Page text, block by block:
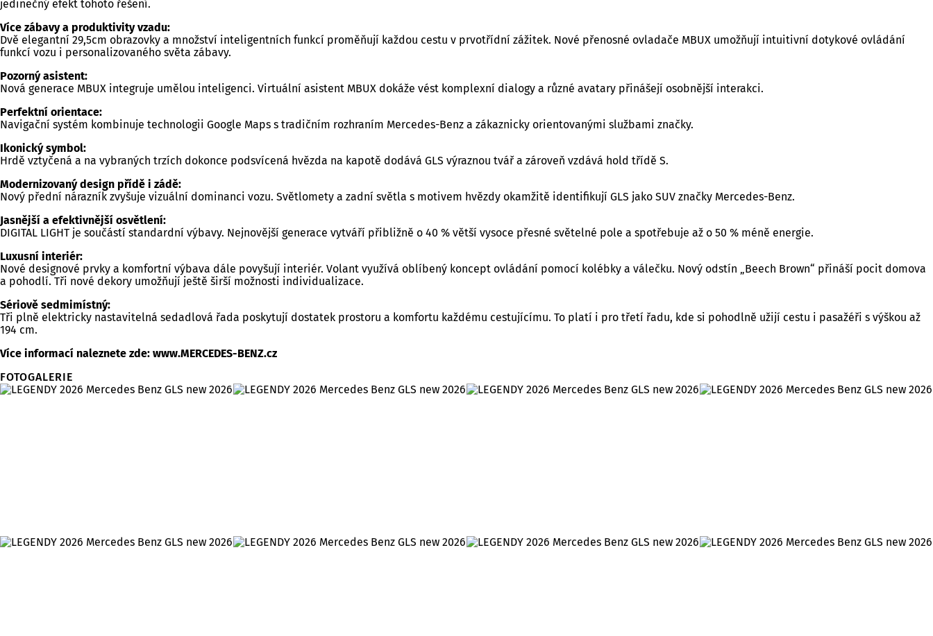
jedinečný efekt tohoto řešení.
Více zábavy a produktivity vzadu:
Dvě elegantní 29,5cm obrazovky a množství inteligentních funkcí proměňují každou cestu v prvotřídní zážitek. Nové přenosné ovladače MBUX umožňují intuitivní dotykové ovládání
funkcí vozu i personalizovaného světa zábavy.
Pozorný asistent:
Nová generace MBUX integruje umělou inteligenci. Virtuální asistent MBUX dokáže vést komplexní dialogy a různé avatary přinášejí osobnější interakci.
Perfektní orientace:
Navigační systém kombinuje technologii Google Maps s tradičním rozhraním Mercedes-Benz a zákaznicky orientovanými službami značky.
Ikonický symbol:
Hrdě vztyčená a na vybraných trzích dokonce podsvícená hvězda na kapotě dodává GLS výraznou tvář a zároveň vzdává hold třídě S.
Modernizovaný design přídě i zádě:
Nový přední nárazník zvyšuje vizuální dominanci vozu. Světlomety a zadní světla s motivem hvězdy okamžitě identifikují GLS jako SUV značky Mercedes-Benz.
Jasnější a efektivnější osvětlení:
DIGITAL LIGHT je součástí standardní výbavy. Nejnovější generace vytváří přibližně o 40 % větší vysoce přesné světelné pole a spotřebuje až o 50 % méně energie.
Luxusní interiér:
Nové designové prvky a komfortní výbava dále povyšují interiér. Volant využívá oblíbený koncept ovládání pomocí kolébky a válečku. Nový odstín „Beech Brown“ přináší pocit domova
a pohodlí. Tři nové dekory umožňují ještě širší možnosti individualizace.
Sériově sedmimístný:
Tři plně elektricky nastavitelná sedadlová řada poskytují dostatek prostoru a komfortu každému cestujícímu. To platí i pro třetí řadu, kde si pohodlně užijí cestu i pasažéři s výškou až
194 cm.
Více informací naleznete zde: www.MERCEDES-BENZ.cz
FOTOGALERIE